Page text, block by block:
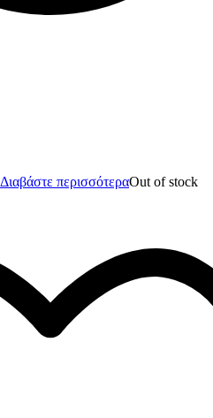
Διαβάστε περισσότεραOut of stock